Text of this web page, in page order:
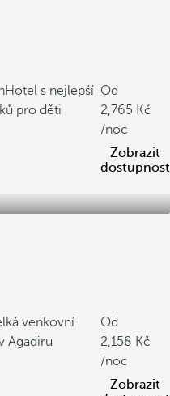
Hotel s nejlepší
pro děti
Od
2,765
/noc
Zobrazit
dostupnost
venkovní
Agadiru
Od
2,158
/noc
Zobrazit